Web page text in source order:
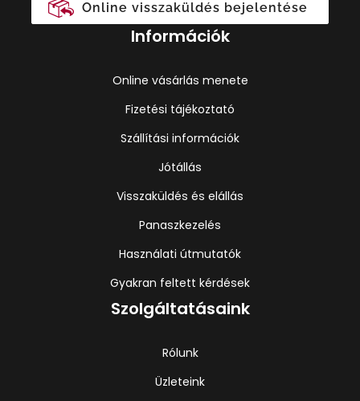
Online visszaküldés bejelentése
Információk
Online vásárlás menete
Fizetési tájékoztató
Szállítási információk
Jótállás
Visszaküldés és elállás
Panaszkezelés
Használati útmutatók
Gyakran feltett kérdések
Szolgáltatásaink
Rólunk
Üzleteink